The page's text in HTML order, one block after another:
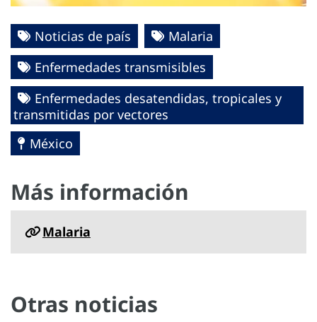
Noticias de país
Malaria
Enfermedades transmisibles
Enfermedades desatendidas, tropicales y
transmitidas por vectores
México
Más información
Malaria
Otras noticias